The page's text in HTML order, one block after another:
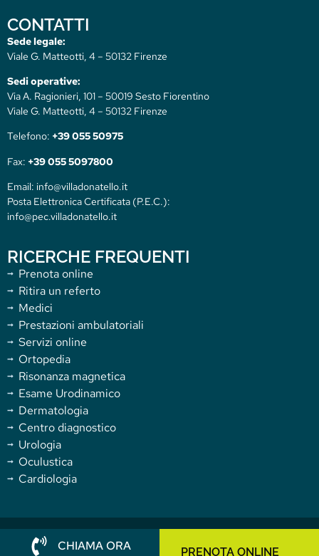
CONTATTI
Sede legale:
Viale G. Matteotti, 4 – 50132 Firenze
Sedi operative:
Via A. Ragionieri, 101 – 50019 Sesto Fiorentino
Viale G. Matteotti, 4 – 50132 Firenze
Telefono: +39 055 50975
Fax: +39 055 5097800
Email: info@villadonatello.it
Posta Elettronica Certificata (P.E.C.):
info@pec.villadonatello.it
RICERCHE FREQUENTI
Prenota online
Ritira un referto
Medici
Prestazioni ambulatoriali
Servizi online
Ortopedia
Risonanza magnetica
Esame Urodinamico
Dermatologia
Centro diagnostico
Urologia
Oculustica
Cardiologia
Copyright 2025 Villa Donatello. All rights reserved.
CHIAMA ORA PRENOTA ONLINE